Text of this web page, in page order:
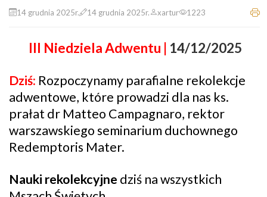
14 grudnia 2025r. 14 grudnia 2025r. xartur 1223
III Niedziela Adwentu | 14/12/2025
Dziś: Rozpoczynamy parafialne rekolekcje
adwentowe, które prowadzi dla nas ks.
prałat dr Matteo Campagnaro, rektor
warszawskiego seminarium duchownego
Redemptoris Mater.
Nauki rekolekcyjne dziś na wszystkich